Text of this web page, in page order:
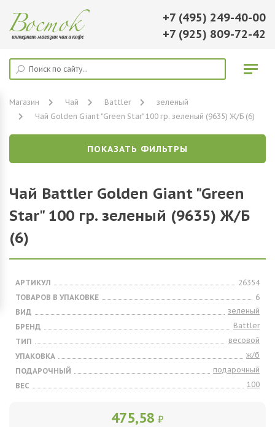
+7 (495) 249-40-00
+7 (925) 809-72-42
Магазин Чай Battler
зеленый
Чай Golden Giant "Green Star" 100 гр. зеленый (9635) Ж/Б (6)
ПОКАЗАТЬ ФИЛЬТРЫ
Чай Battler Golden Giant "Green
Star" 100 гр. зеленый (9635) Ж/Б
(6)
АРТИКУЛ
26354
ТОВАРОВ В УПАКОВКЕ
6
ВИД
зеленый
БРЕНД
Battler
ТИП
весовой
УПАКОВКА
ж/б
ПОДАРОЧНЫЙ
подарочный
ВЕС
100
475,58 ₽